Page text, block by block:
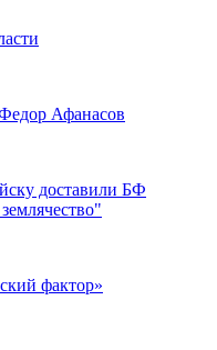
Афанасов
доставили БФ
фактор»